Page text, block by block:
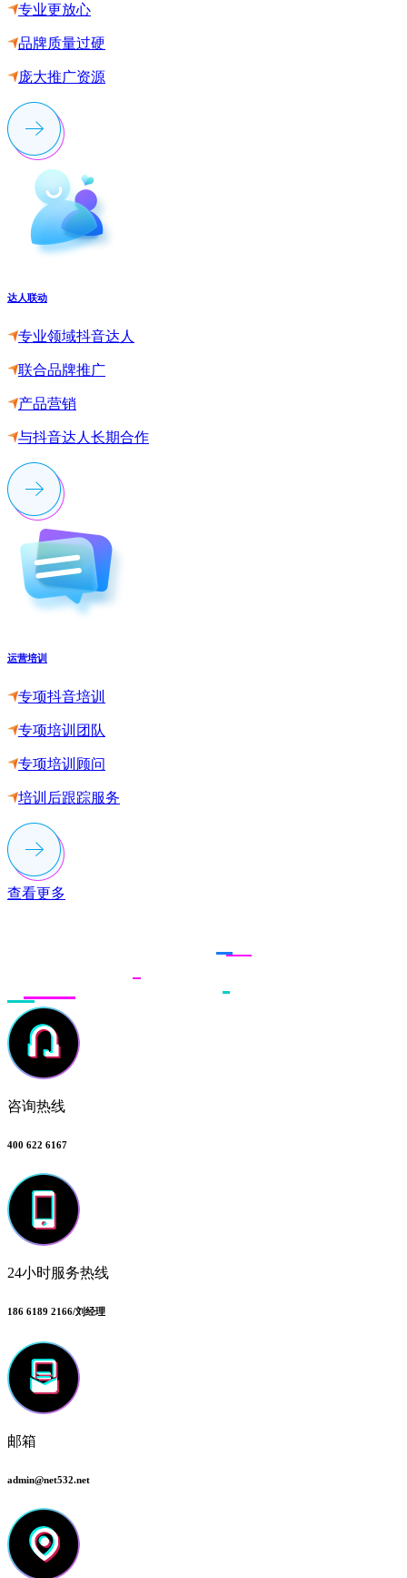
专业更放心
品牌质量过硬
庞大推广资源
达人联动
专业领域抖音达人
联合品牌推广
产品营销
与抖音达人长期合作
运营培训
专项抖音培训
专项培训团队
专项培训顾问
培训后跟踪服务
查看更多
咨询热线
400 622 6167
24小时服务热线
186 6189 2166/刘经理
邮箱
admin@net532.net